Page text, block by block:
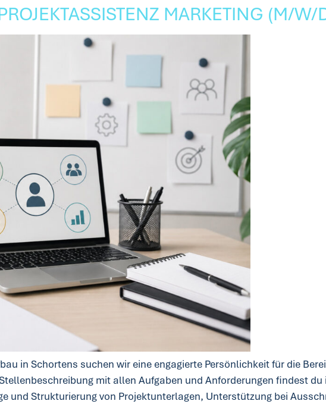
MARKETING (M/W/
in Schortens suchen wir eine engagierte Persönlichkeit für die
mit allen Aufgaben und Anforderungen findest du
und Strukturierung von Projektunterlagen, Unterstützung bei